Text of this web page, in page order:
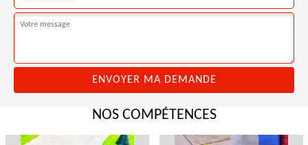
NOS COMPÉTENCES